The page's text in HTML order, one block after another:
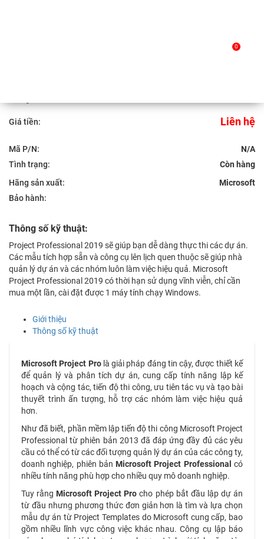
0
Giá tiền: Liên hệ
Mã P/N:
N/A
Tình trạng:
Hãng sản xuất:
Microsoft
Bảo hành:
Thông số kỹ thuật:
Project Professional 2019 sẽ giúp bạn dễ dàng thực thi các dự án.
Các mẫu tích hợp sẵn và công cụ lên lịch quen thuộc sẽ giúp nhà
quản lý dự án và các nhóm luôn làm việc hiệu quả. Microsoft
Project Professional 2019 có thời hạn sử dụng vĩnh viễn, chỉ cần
mua một lần, cài đặt được 1 máy tính chạy Windows.
Giới thiệu
Thông số kỹ thuật
Microsoft Project Prolà giải pháp đáng tin cậy, được thiết kế
để quản lý và phân tích dự án, cung cấp tính năng lập kế
hoạch và cộng tác, tiến độ thi công, ưu tiên tác vụ và tạo bài
thuyết trình ấn tượng, hỗ trợ các nhóm làm việc hiệu quả
hơn.
Như đã biết, phần mềm lập tiến độ thi công Microsoft Project
Professional từ phiên bản 2013 đã đáp ứng đầy đủ các yêu
cầu có thể có từ các đối tượng quản lý dự án của các công ty,
doanh nghiệp, phiên bản Microsoft Project Professional có
nhiều tính năng phù hợp cho nhiều quy mô doanh nghiệp.
Tuy rằng Microsoft Project Pro cho phép bắt đầu lập dự án
từ đầu nhưng phương thức đơn giản hơn là tìm và lựa chọn
mẫu dự án từ Project Templates do Microsoft cung cấp, bao
gồm nhiều lĩnh vực công việc khác nhau. Công cụ lập báo